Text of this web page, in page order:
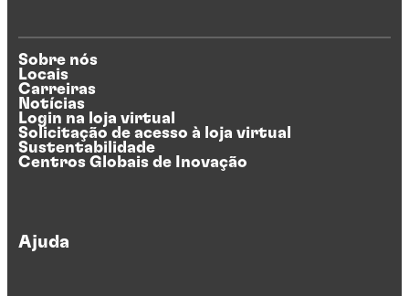
Sobre nós
Locais
Carreiras
Notícias
Login na loja virtual
Solicitação de acesso à loja virtual
Sustentabilidade
Centros Globais de Inovação
Ajuda